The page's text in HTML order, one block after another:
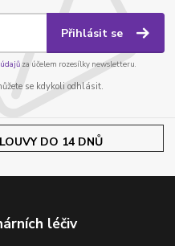
Přihlásit se
za účelem rozesílky newsletteru.
se kdykoli odhlásit.
DO 14 DNŮ
léčiv